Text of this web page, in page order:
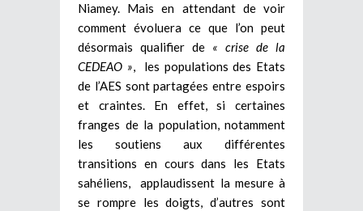
Niamey. Mais en attendant de voir
comment évoluera ce que l’on peut
désormais qualifier de « crise de la
CEDEAO », les populations des Etats
de l’AES sont partagées entre espoirs
et craintes. En effet, si certaines
franges de la population, notamment
les soutiens aux différentes
transitions en cours dans les Etats
sahéliens, applaudissent la mesure à
se rompre les doigts, d’autres sont